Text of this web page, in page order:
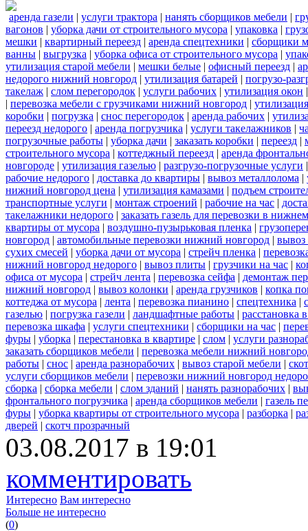
аренда газели | услуги трактора | нанять сборщиков мебели |
вагонов | уборка дачи от строительного мусора | упаковка |
мешки | квартирный переезд | аренда спецтехники | сборщики
ванны | выгрузка | уборка офиса от строительного мусора |
утилизация старой мебели | мешки белые | офисный переезд |
недорого нижний новгород | утилизация батарей | погрузо-
такелаж | слом перегородок | услуги рабочих | утилизация окон
| перевозка мебели с грузчиками нижний новгород |
коробки | погрузка | снос перегородок | аренда рабочих |
переезд недорого | аренда погрузчика | услуги такелажников |
погрузочные работы | уборка дачи | заказать коробки | переезд |
строительного мусора | коттеджный переезд | аренда
новгороде | утилизация газелью | разгрузо-погрузочные услуги
рабочие недорого | доставка до квартиры | вывоз металлолома |
нижний новгород цена | утилизация камазами | подъем
транспортные услуги | монтаж строений | рабочие на час |
такелажники недорого | заказать газель для перевозки в
квартиры от мусора | воздушно-пузырьковая пленка |
новгород | автомобильные перевозки нижний новгород | вывоз
сухих смесей | уборка дачи от мусора | стрейч пленка |
нижний новгород недорого | вывоз плиты | грузчики на час |
офиса от мусора | стрейч лента | перевозка сейфа | демонтаж
нижний новгород | вывоз колонки | аренда грузчиков | копка
коттеджа от мусора | лента | перевозка пианино | спецтехника |
газелью | погрузка газели | ландшафтные работы | расстановка
перевозка шкафа | услуги спецтехники | сборщики на час |
фуры | уборка | перестановка в квартире | слом | услуги
заказать сборщиков мебели | перевозка мебели нижний
работы | снос | аренда разнорабочих | вывоз старой мебели |
услуги сборщиков мебели | перевозки нижний новгород
сборка | сборка мебели | слом зданий | нанять разнорабочих |
фронтального погрузчика | аренда сборщиков мебели | газель
фуры | уборка квартиры от строительного мусора | разборка |
дверей | скотч прозрачный
03.08.2017 в 19:01
комментировать
Интересно Вам интересно
Больше не интересно
(0)